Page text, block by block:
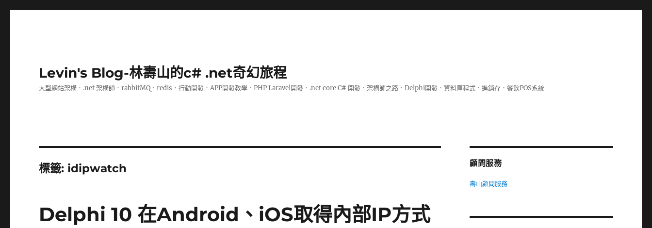
Levin's Blog-林壽山的c# .net奇幻旅程
大型網站架構．.net 架構師．rabbitMQ．redis．行動開發．APP開發教學．PHP Laravel開發．.net core C# 開發．架構師之路．Delphi開發．資料庫程式．進銷存．餐飲POS系統
標籤: idipwatch
Delphi 10 在Android、iOS取得內部IP方式
顧問服務
壽山顧問服務